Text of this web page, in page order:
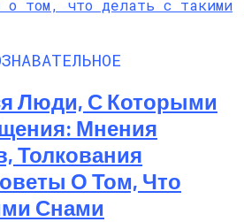
Люди, С Которыми
Мнения
Толкования
О Том, Что
Снами